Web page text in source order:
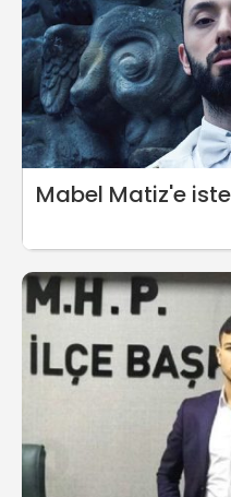
Mabel Matiz'e